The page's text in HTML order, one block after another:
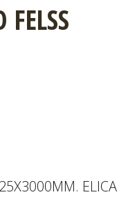
ELICA